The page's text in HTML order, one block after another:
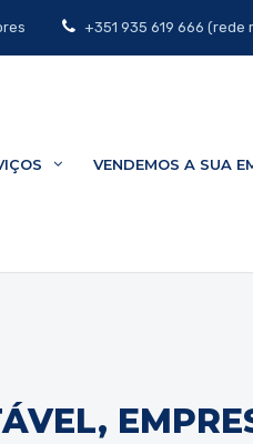
+351 935 619 666 (rede
VENDEMOS A SUA